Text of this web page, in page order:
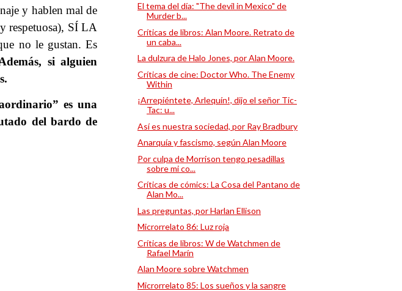
y hablen mal de
respetuosa), SÍ LA
no le gustan. Es
si alguien
es una
del bardo de
El tema del día: "The devil in Mexico" de
Murder b...
Críticas de libros: Alan Moore. Retrato de
un caba...
La dulzura de Halo Jones, por Alan Moore.
Críticas de cine: Doctor Who. The Enemy
Within
¡Arrepiéntete, Arlequín!, dijo el señor Tic-
Tac: u...
Así es nuestra sociedad, por Ray Bradbury
Anarquía y fascismo, según Alan Moore
Por culpa de Morrison tengo pesadillas
sobre mi co...
Críticas de cómics: La Cosa del Pantano de
Alan Mo...
Las preguntas, por Harlan Ellison
Microrrelato 86: Luz roja
Críticas de libros: W de Watchmen de
Rafael Marín
Alan Moore sobre Watchmen
Microrrelato 85: Los sueños y la sangre